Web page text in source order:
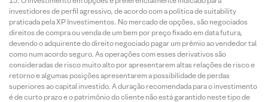
investidores de perfil agressivo, de acordo com a política de suitability
praticada pela XP Investimentos. No mercado de opções, são negociados
direitos de compra ou venda de um bem por preço fixado em data futura,
devendo o adquirente do direito negociado pagar um prêmio ao vendedor tal
como num acordo seguro. As operações com esses derivativos são
consideradas de risco muito alto por apresentarem altas relações de risco e
retorno e algumas posições apresentarem a possibilidade de perdas
superiores ao capital investido. A duração recomendada para o investimento
é de curto prazo e o patrimônio do cliente não está garantido neste tipo de